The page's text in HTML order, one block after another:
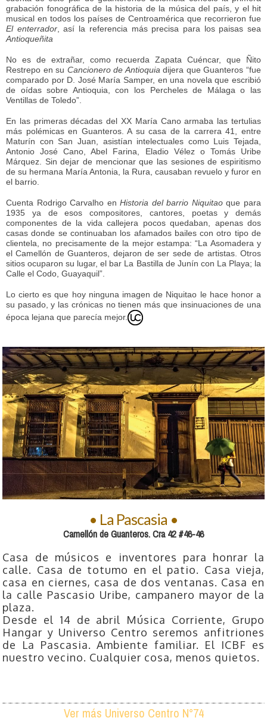
grabación fonográfica de la historia de la música del país, y el hit
musical en todos los países de Centroamérica que recorrieron fue
El enterrador, así la referencia más precisa para los paisas sea
Antioqueñita
No es de extrañar, como recuerda Zapata Cuéncar, que Ñito
Restrepo en su Cancionero de Antioquia dijera que Guanteros “fue
comparado por D. José María Samper, en una novela que escribió
de oídas sobre Antioquia, con los Percheles de Málaga o las
Ventillas de Toledo”.
En las primeras décadas del XX María Cano armaba las tertulias
más polémicas en Guanteros. A su casa de la carrera 41, entre
Maturín con San Juan, asistían intelectuales como Luis Tejada,
Antonio José Cano, Abel Farina, Eladio Vélez o Tomás Uribe
Márquez. Sin dejar de mencionar que las sesiones de espiritismo
de su hermana María Antonia, la Rura, causaban revuelo y furor en
el barrio.
Cuenta Rodrigo Carvalho enHistoria del barrio Niquitaoque para
1935 ya de esos compositores, cantores, poetas y demás
componentes de la vida callejera pocos quedaban, apenas dos
casas donde se continuaban los afamados bailes con otro tipo de
clientela, no precisamente de la mejor estampa: “La Asomadera y
el Camellón de Guanteros, dejaron de ser sede de artistas. Otros
sitios ocuparon su lugar, el bar La Bastilla de Junín con La Playa; la
Calle el Codo, Guayaquil”.
Lo cierto es que hoy ninguna imagen de Niquitao le hace honor a
su pasado, y las crónicas no tienen más que insinuaciones de una
época lejana que parecía mejor.
• La Pascasia •
Camellón de Guanteros. Cra 42 #46-46
Casa de músicos e inventores para honrar la
calle. Casa de totumo en el patio. Casa vieja,
casa en ciernes, casa de dos ventanas. Casa en
la calle Pascasio Uribe, campanero mayor de la
plaza.
Desde el 14 de abril Música Corriente, Grupo
Hangar y Universo Centro seremos anfitriones
de La Pascasia. Ambiente familiar. El ICBF es
nuestro vecino. Cualquier cosa, menos quietos.
Ver más Universo Centro N°74